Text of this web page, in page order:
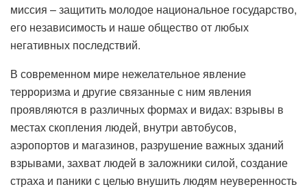
миссия – защитить молодое национальное государство,
его независимость и наше общество от любых
негативных последствий.
В современном мире нежелательное явление
терроризма и другие связанные с ним явления
проявляются в различных формах и видах: взрывы в
местах скопления людей, внутри автобусов,
аэропортов и магазинов, разрушение важных зданий
взрывами, захват людей в заложники силой, создание
страха и паники с целью внушить людям неуверенность